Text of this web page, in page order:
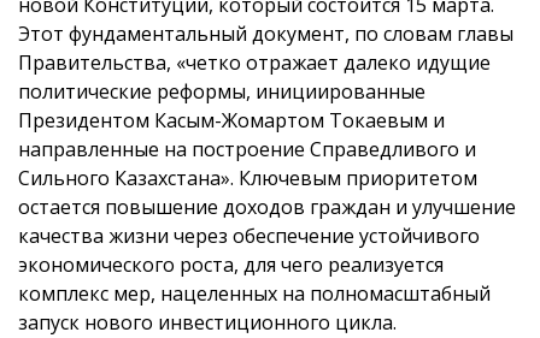
Этот фундаментальный документ, по словам главы
Правительства, «четко отражает далеко идущие
политические реформы, инициированные
Президентом Касым-Жомартом Токаевым и
направленные на построение Справедливого и
Сильного Казахстана». Ключевым приоритетом
остается повышение доходов граждан и улучшение
качества жизни через обеспечение устойчивого
экономического роста, для чего реализуется
комплекс мер, нацеленных на полномасштабный
запуск нового инвестиционного цикла.